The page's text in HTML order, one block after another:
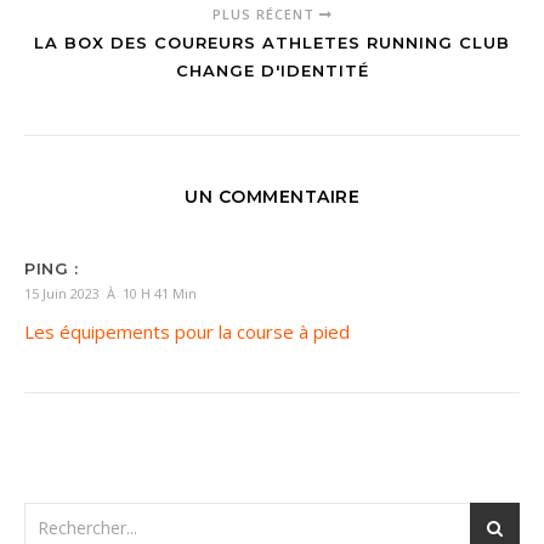
PLUS RÉCENT
LA BOX DES COUREURS ATHLETES RUNNING CLUB
CHANGE D'IDENTITÉ
UN COMMENTAIRE
PING :
15 Juin 2023 À 10 H 41 Min
Les équipements pour la course à pied